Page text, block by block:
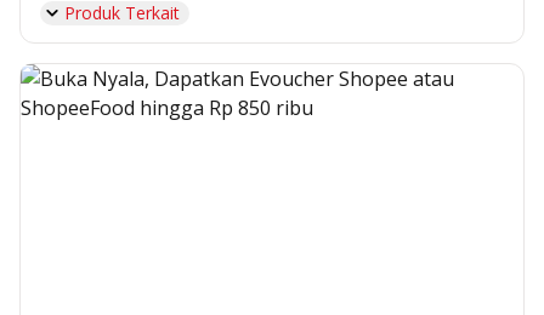
Produk Terkait